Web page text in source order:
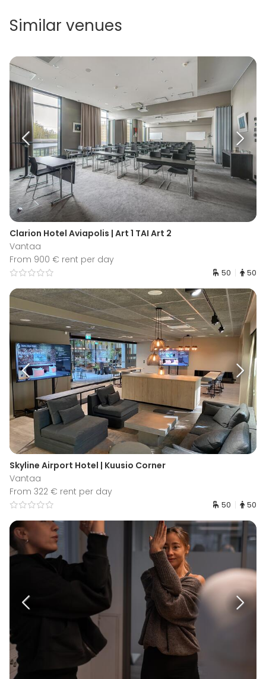
Similar venues
Clarion Hotel Aviapolis | Art 1 TAI Art 2
Vantaa
From 900 € rent per day
50 50
Skyline Airport Hotel | Kuusio Corner
Vantaa
From 322 € rent per day
50 50